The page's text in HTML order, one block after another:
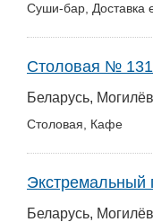
Суши-бар, Доставка
Столовая № 131
Беларусь,
Столовая, Кафе
Экстремальный
Беларусь,